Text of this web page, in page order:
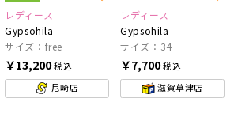
レディース
Gypsohila
サイズ：free
￥13,200税込
尼崎店
レディース
Gypsohila
サイズ：34
￥7,700税込
滋賀草津店